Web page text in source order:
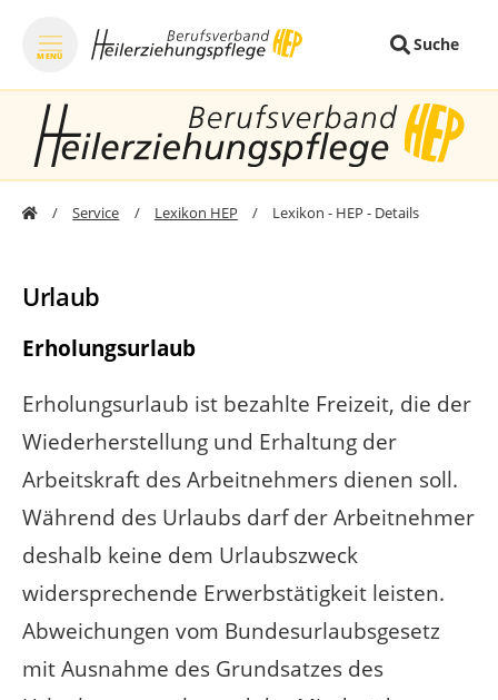
MENÜ
Suche
zum Inhalt springen
Service Lexikon HEP Lexikon - HEP - Details
Urlaub
Erholungsurlaub
Erholungsurlaub ist bezahlte Freizeit, die der
Wiederherstellung und Erhaltung der
Arbeitskraft des Arbeitnehmers dienen soll.
Während des Urlaubs darf der Arbeitnehmer
deshalb keine dem Urlaubszweck
widersprechende Erwerbstätigkeit leisten.
Abweichungen vom Bundesurlaubsgesetz
mit Ausnahme des Grundsatzes des